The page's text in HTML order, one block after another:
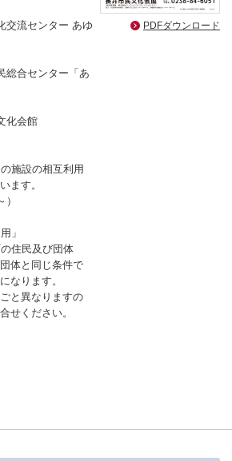
交流センター あゆ
総合センター「あ
化会館
施設の相互利用
ます。
」
住民及び団体
体と同じ条件で
なります。
と異なりますの
せください。
PDFダウンロード